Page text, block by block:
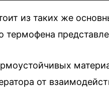
из таких же
термофена
от